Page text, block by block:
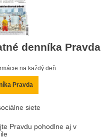
denníka Pravda
na každý deň
Pravda
siete
Pravdu pohodlne aj v